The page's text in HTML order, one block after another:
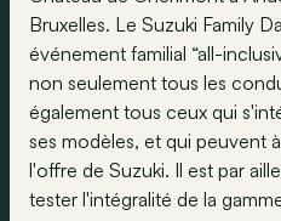
Bruxelles. Le Suzuki Family
événement familial “all-
non seulement tous les
également tous ceux qui
ses modèles, et qui peuvent
l'offre de Suzuki. Il est par
tester l'intégralité de la